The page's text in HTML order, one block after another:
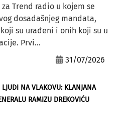
Trend radio u kojem se
dosadašnjeg mandata,
su urađeni i onih koji su u
Prvi...
31/07/2026
LJUDI NA VLAKOVU: KLANJANA
RAMIZU DREKOVIĆU